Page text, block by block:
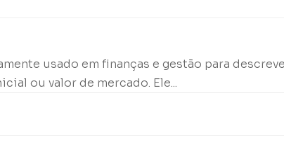
usado em finanças e gestão para
ou valor de mercado. Ele...